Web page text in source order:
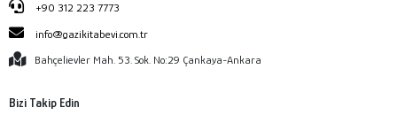
+90 312 223 7773
info@gazikitabevi.com.tr
Bahçelievler Mah. 53. Sok. No:29 Çankaya-Ankara
Bizi Takip Edin